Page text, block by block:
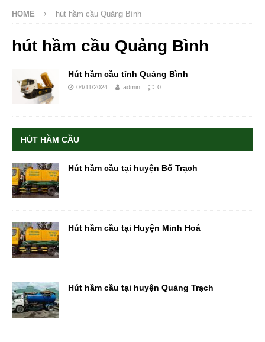
HOME hút hầm cầu Quảng Bình
hút hầm cầu Quảng Bình
Hút hầm cầu tỉnh Quảng Bình
04/11/2024 admin 0
HÚT HẦM CẦU
Hút hầm cầu tại huyện Bố Trạch
Hút hầm cầu tại Huyện Minh Hoá
Hút hầm cầu tại huyện Quảng Trạch